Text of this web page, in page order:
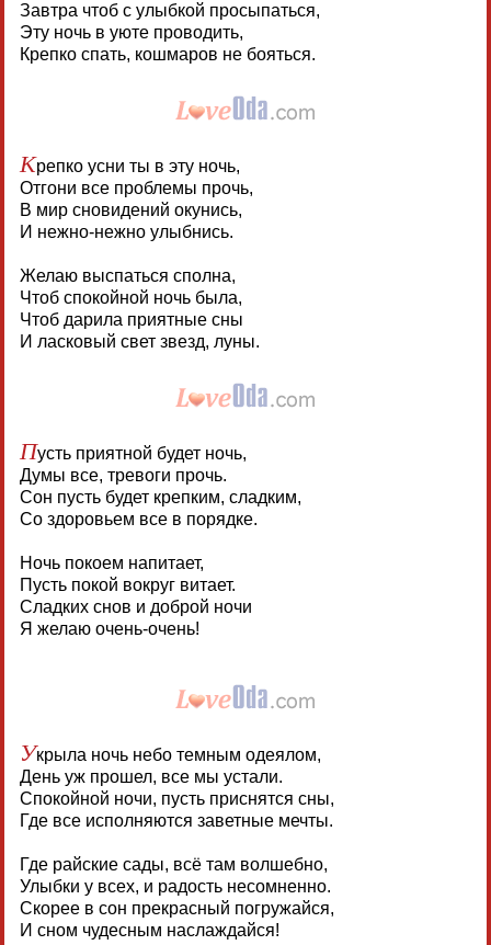
Завтра чтоб с улыбкой просыпаться,
Эту ночь в уюте проводить,
Крепко спать, кошмаров не бояться.
Крепко усни ты в эту ночь,
Отгони все проблемы прочь,
В мир сновидений окунись,
И нежно-нежно улыбнись.
Желаю выспаться сполна,
Чтоб спокойной ночь была,
Чтоб дарила приятные сны
И ласковый свет звезд, луны.
Пусть приятной будет ночь,
Думы все, тревоги прочь.
Сон пусть будет крепким, сладким,
Со здоровьем все в порядке.
Ночь покоем напитает,
Пусть покой вокруг витает.
Сладких снов и доброй ночи
Я желаю очень-очень!
Укрыла ночь небо темным одеялом,
День уж прошел, все мы устали.
Спокойной ночи, пусть приснятся сны,
Где все исполняются заветные мечты.
Где райские сады, всё там волшебно,
Улыбки у всех, и радость несомненно.
Скорее в сон прекрасный погружайся,
И сном чудесным наслаждайся!